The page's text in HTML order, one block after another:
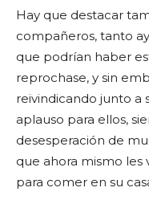
Hay que destacar
compañeros, tanto
que podrían haber
reprochase, y sin
reivindicando junto a
aplauso para ellos,
desesperación de
que ahora mismo les
para comer en su